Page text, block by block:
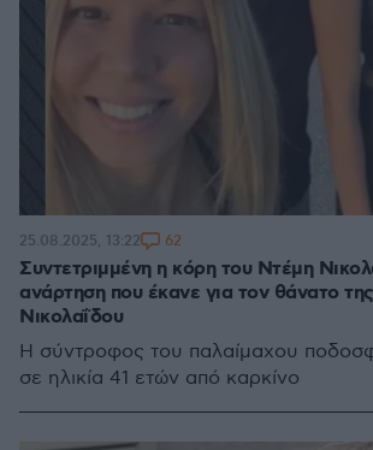
Συντετριμμένη η κόρη του Ντέμη
ανάρτηση που έκανε για τον θάνατο
Νικολαΐδου
Η σύντροφος του παλαίμαχου
σε ηλικία 41 ετών από καρκίνο
25.08.2025, 13:22 62